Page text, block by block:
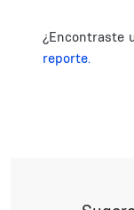
¿Encontraste
reporte.